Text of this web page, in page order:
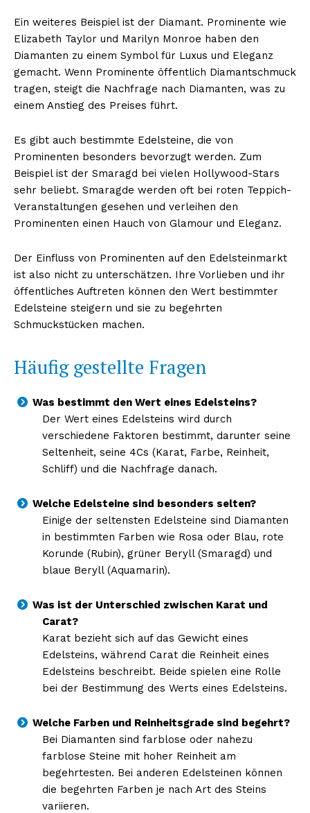
Ein weiteres Beispiel ist der Diamant. Prominente wie
Elizabeth Taylor und Marilyn Monroe haben den
Diamanten zu einem Symbol für Luxus und Eleganz
gemacht. Wenn Prominente öffentlich Diamantschmuck
tragen, steigt die Nachfrage nach Diamanten, was zu
einem Anstieg des Preises führt.
Es gibt auch bestimmte Edelsteine, die von
Prominenten besonders bevorzugt werden. Zum
Beispiel ist der Smaragd bei vielen Hollywood-Stars
sehr beliebt. Smaragde werden oft bei roten Teppich-
Veranstaltungen gesehen und verleihen den
Prominenten einen Hauch von Glamour und Eleganz.
Der Einfluss von Prominenten auf den Edelsteinmarkt
ist also nicht zu unterschätzen. Ihre Vorlieben und ihr
öffentliches Auftreten können den Wert bestimmter
Edelsteine steigern und sie zu begehrten
Schmuckstücken machen.
Häufig gestellte Fragen
Was bestimmt den Wert eines Edelsteins?
Der Wert eines Edelsteins wird durch
verschiedene Faktoren bestimmt, darunter seine
Seltenheit, seine 4Cs (Karat, Farbe, Reinheit,
Schliff) und die Nachfrage danach.
Welche Edelsteine sind besonders selten?
Einige der seltensten Edelsteine sind Diamanten
in bestimmten Farben wie Rosa oder Blau, rote
Korunde (Rubin), grüner Beryll (Smaragd) und
blaue Beryll (Aquamarin).
Was ist der Unterschied zwischen Karat und
Carat?
Karat bezieht sich auf das Gewicht eines
Edelsteins, während Carat die Reinheit eines
Edelsteins beschreibt. Beide spielen eine Rolle
bei der Bestimmung des Werts eines Edelsteins.
Welche Farben und Reinheitsgrade sind begehrt?
Bei Diamanten sind farblose oder nahezu
farblose Steine mit hoher Reinheit am
begehrtesten. Bei anderen Edelsteinen können
die begehrten Farben je nach Art des Steins
variieren.